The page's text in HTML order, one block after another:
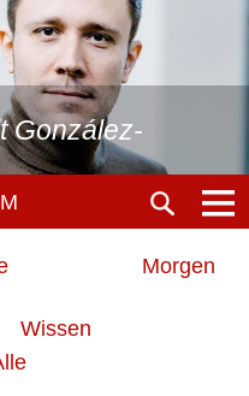
González-
Morgen
Wissen